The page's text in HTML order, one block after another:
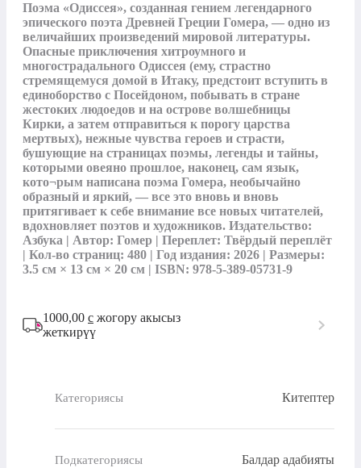
Поэма «Одиссея», созданная гением легендарного
эпического поэта Древней Греции Гомера, — одно из
величайших произведений мировой литературы.
Опасные приключения хитроумного и
многострадального Одиссея (ему, страстно
стремящемуся домой в Итаку, предстоит вступить в
единоборство с Посейдоном, побывать в стране
жестоких людоедов и на острове волшебницы
Кирки, а затем отправиться к порогу царства
мертвых), нежные чувства героев и страсти,
бушующие на страницах поэмы, легенды и тайны,
которыми овеяно прошлое, наконец, сам язык,
кото¬рым написана поэма Гомера, необычайно
образный и яркий, — все это вновь и вновь
притягивает к себе внимание все новых читателей,
вдохновляет поэтов и художников. Издательство:
Азбука | Автор: Гомер | Переплет: Твёрдый переплёт
| Кол-во страниц: 480 | Год издания: 2026 | Размеры:
3.5 см × 13 см × 20 см | ISBN: 978-5-389-05731-9
1000,00 с жогору акысыз
жеткирүү
Категориясы Китептер
Подкатегориясы Балдар адабияты